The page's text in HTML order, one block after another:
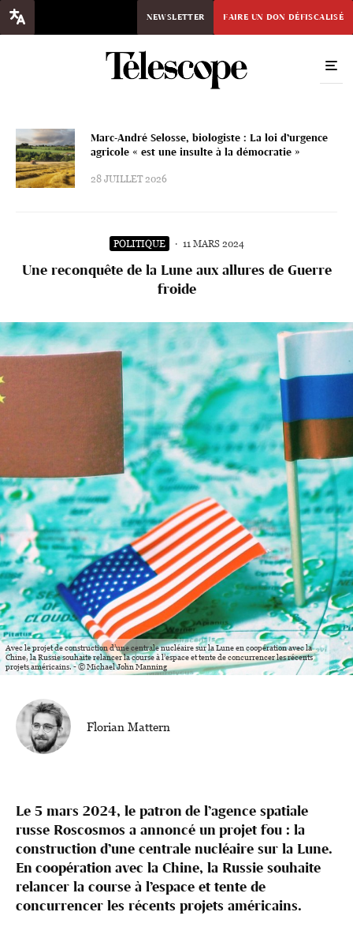
NEWSLETTER FAIRE UN DON DÉFISCALISÉ
Marc-André Selosse, biologiste : La loi d’urgence
agricole « est une insulte à la démocratie »
28 JUILLET 2026
POLITIQUE · 11 MARS 2024
Une reconquête de la Lune aux allures de Guerre
froide
Avec le projet de construction d’une centrale nucléaire sur la Lune en coopération avec la
Chine, la Russie souhaite relancer la course à l’espace et tente de concurrencer les récents
projets américains. - © Michael John Manning
Florian Mattern
Le 5 mars 2024, le patron de l’agence spatiale
russe Roscosmos a annoncé un projet fou : la
construction d’une centrale nucléaire sur la Lune.
En coopération avec la Chine, la Russie souhaite
relancer la course à l’espace et tente de
concurrencer les récents projets américains.